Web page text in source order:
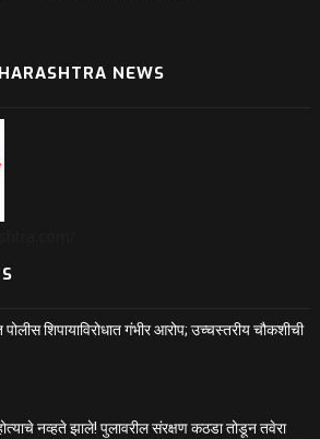
NEWS
पोलीस शिपायाविरोधात गंभीर आरोप; उच्चस्तरीय चौकशीची
नव्हते झाले! पुलावरील संरक्षण कठडा तोडून तवेरा